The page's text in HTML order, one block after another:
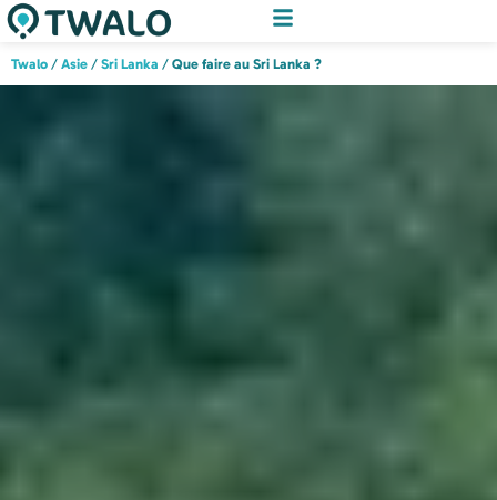
Twalo / Asie / Sri Lanka / Que faire au Sri Lanka ?